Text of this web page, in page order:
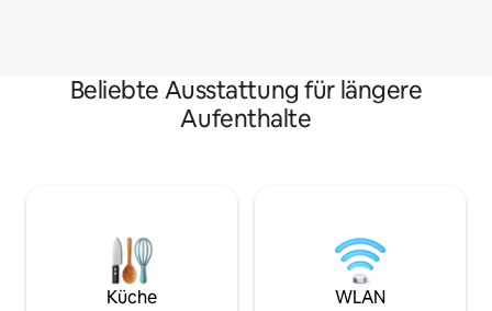
Beliebte Ausstattung für längere
Aufenthalte
Küche WLAN